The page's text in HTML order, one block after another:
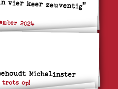
2024
Michelinster
trots op!